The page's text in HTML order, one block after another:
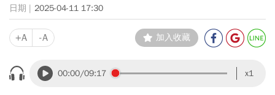
2025-04-11 17:30
+A -A 加入收藏
00:00/09:17 x1